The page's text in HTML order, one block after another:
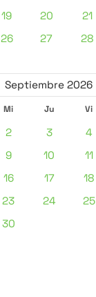
19 20 21
26 27 28
Septiembre 2026
Mi Ju Vi
2 3 4
9 10 11
16 17 18
23 24 25
30